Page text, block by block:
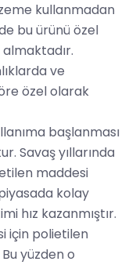
kullanmadan
bu ürünü özel
ve
özel olarak
başlanması
Savaş yıllarında
maddesi
kolay
hız kazanmıştır.
için polietilen
yüzden o